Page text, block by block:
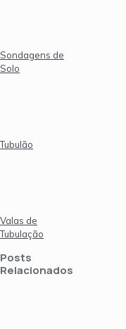
Sondagens de
Solo
Tubulão
Valas de
Tubulação
Posts
Relacionados